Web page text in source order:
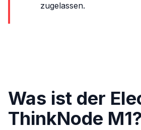
zugelassen.
Was ist der
ThinkNode M1?